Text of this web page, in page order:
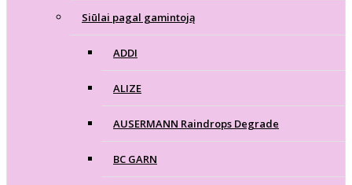
Siūlai pagal gamintoją
ADDI
ALIZE
AUSERMANN Raindrops Degrade
BC GARN